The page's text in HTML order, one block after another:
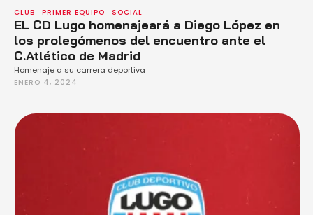
CLUB PRIMER EQUIPO SOCIAL
EL CD Lugo homenajeará a Diego López en
los prolegómenos del encuentro ante el
C.Atlético de Madrid
Homenaje a su carrera deportiva
ENERO 4, 2024